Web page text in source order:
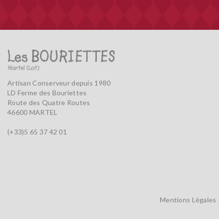
Artisan Conserveur depuis 1980
LD Ferme des Bouriettes
Route des Quatre Routes
46600 MARTEL
(+33)5 65 37 42 01
Mentions Légales